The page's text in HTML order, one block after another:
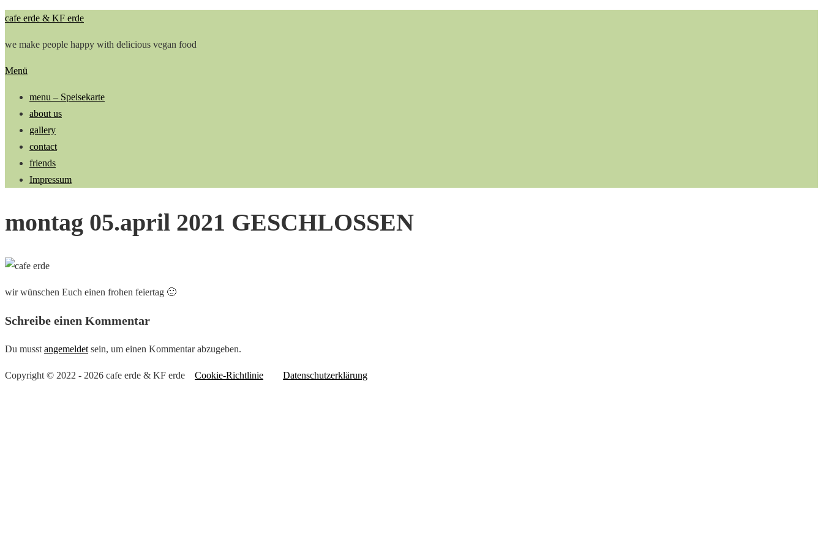
Zum
springen
cafe erde & KF erde
we make people happy with delicious vegan food
Menü
menu – Speisekarte
about us
gallery
contact
friends
Impressum
montag 05.april 2021 GESCHLOSSEN
wir wünschen Euch einen frohen feiertag 🙂
Schreibe einen Kommentar
Du musst angemeldet sein, um einen Kommentar abzugeben.
Copyright © 2022 - 2026 cafe erde & KF erde Cookie-Richtlinie Datenschutzerklärung